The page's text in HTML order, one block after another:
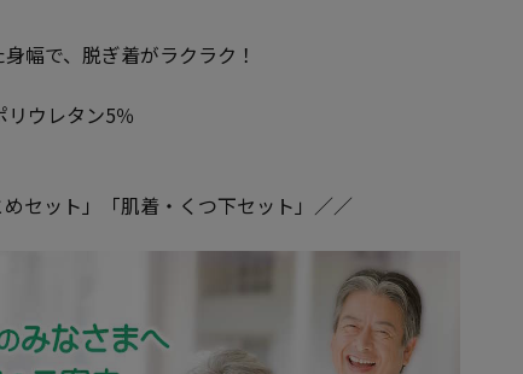
幅で、脱ぎ着がラクラク！
リウレタン5％
セット」「肌着・くつ下セット」／／